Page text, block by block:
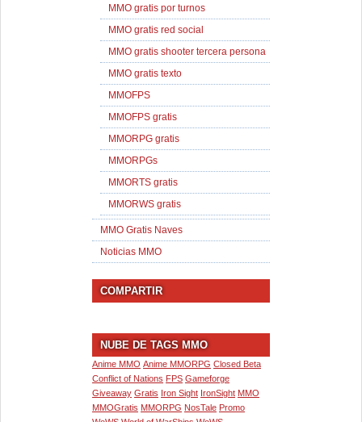
MMO gratis por turnos
MMO gratis red social
MMO gratis shooter tercera persona
MMO gratis texto
MMOFPS
MMOFPS gratis
MMORPG gratis
MMORPGs
MMORTS gratis
MMORWS gratis
MMO Gratis Naves
Noticias MMO
COMPARTIR
NUBE DE TAGS MMO
Anime MMO Anime MMORPG Closed Beta
Conflict of Nations FPS Gameforge
Giveaway Gratis Iron Sight IronSight MMO
MMOGratis MMORPG NosTale Promo